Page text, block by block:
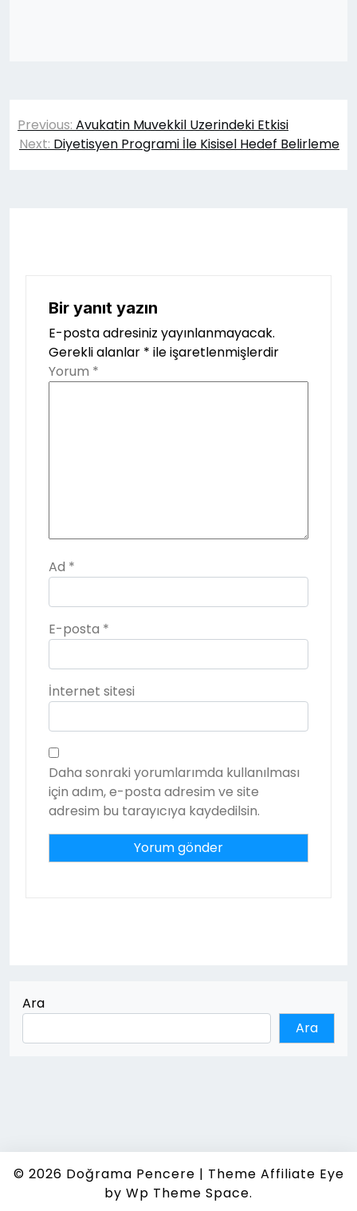
Yazı
gezinmesi
Previous: Avukatin Muvekkil Uzerindeki Etkisi
Next: Diyetisyen Programi İle Kisisel Hedef Belirleme
Bir yanıt yazın
E-posta adresiniz yayınlanmayacak.
Gerekli alanlar * ile işaretlenmişlerdir
Yorum *
Ad *
E-posta *
İnternet sitesi
Daha sonraki yorumlarımda kullanılması
için adım, e-posta adresim ve site
adresim bu tarayıcıya kaydedilsin.
Ara
Ara
© 2026 Doğrama Pencere | Theme Affiliate Eye
by Wp Theme Space.